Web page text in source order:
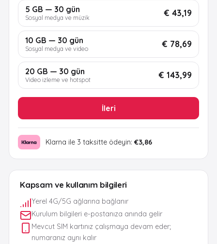
Kapsam ve kullanım bilgileri
Yerel 4G/5G ağlarına bağlanır
Kurulum bilgileri e-postanıza anında gelir
Mevcut SIM kartınız çalışmaya devam eder;
numaranız aynı kalır
5 GB — 30 gün
Sosyal medya ve müzik € 43,19
10 GB — 30 gün
Sosyal medya ve video € 78,69
20 GB — 30 gün
Video izleme ve hotspot € 143,99
İleri
Klarna ile 3 taksitte ödeyin: €3,86